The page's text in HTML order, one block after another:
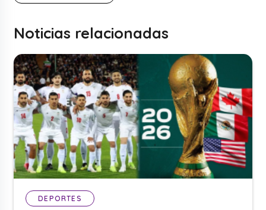
Noticias relacionadas
DEPORTES